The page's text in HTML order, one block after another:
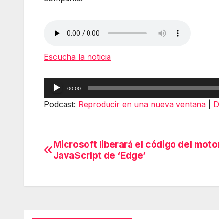
Escucha la noticia
Reproductor
de
00:00
Podcast: Reproducir en una nueva ventana
Navegación
entradas
Microsoft liberará el código del
JavaScript de ‘Edge’